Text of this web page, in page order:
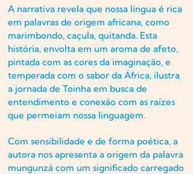
A narrativa revela que nossa língua é rica
em palavras de origem africana, como
marimbondo, caçula, quitanda. Esta
história, envolta em um aroma de afeto,
pintada com as cores da imaginação, e
temperada com o sabor da África, ilustra
a jornada de Toinha em busca de
entendimento e conexão com as raízes
que permeiam nossa linguagem.
Com sensibilidade e de forma poética, a
autora nos apresenta a origem da palavra
mungunzá com um significado carregado